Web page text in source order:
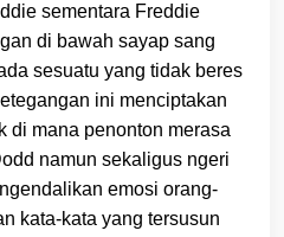
sementara Freddie
di bawah sayap sang
sesuatu yang tidak beres
ini menciptakan
di mana penonton merasa
namun sekaligus ngeri
emosi orang-
kata-kata yang tersusun